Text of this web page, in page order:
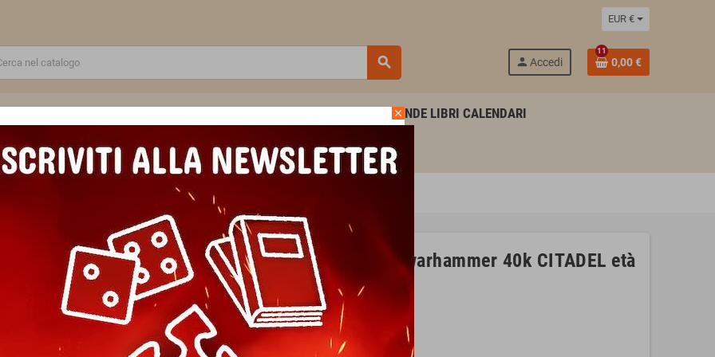
EUR €
search person Accedi
11
0,00 €
AGENDE LIBRI CALENDARI
SCUOLA E TEMPO LIBERO
set di 3 miniature ORKS warhammer 40k CITADEL età 12+
WARBIKERS set di 3 miniature ORKS warhammer 40k CITADEL età
12+
Marca
Games Workshop
Riferimento
5011921157020
In magazzino
1 Articolo
close